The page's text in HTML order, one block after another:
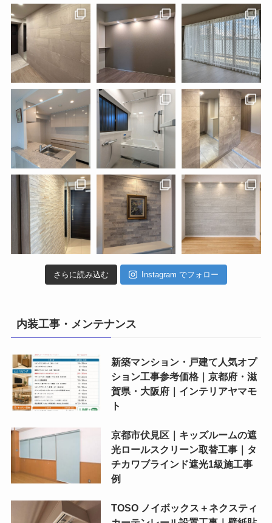
さらに読み込む Instagram でフォロー
内装工事・メンテナンス
新築マンション・戸建て人気オプ
ション工事参考価格｜京都府・滋
賀県・大阪府｜インテリアヤマモ
ト
京都市伏見区｜キッズルームの遮
光ロールスクリーン取替工事｜タ
チカワブラインド遮光1級施工事
例
TOSO ノイボックス＋ネクスティ